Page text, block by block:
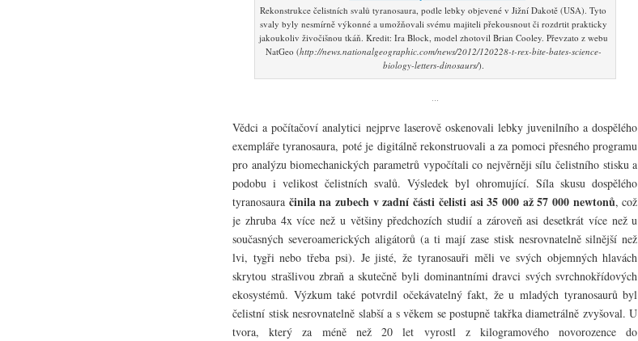
Rekonstrukce čelistních svalů tyranosaura, podle lebky objevené v Jižní Dakotě (USA). Tyto
svaly byly nesmírně výkonné a umožňovali svému majiteli překousnout či rozdrtit prakticky
jakoukoliv živočišnou tkáň. Kredit: Ira Block, model zhotovil Brian Cooley. Převzato z webu
NatGeo (http://news.nationalgeographic.com/news/2012/120228-t-rex-bite-bates-science-
biology-letters-dinosaurs/).
…
Vědci a počítačoví analytici nejprve laserově oskenovali lebky juvenilního a dospělého
exempláře tyranosaura, poté je digitálně rekonstruovali a za pomoci přesného programu
pro analýzu biomechanických parametrů vypočítali co nejvěrněji sílu čelistního stisku a
podobu i velikost čelistních svalů. Výsledek byl ohromující. Síla skusu dospělého
tyranosaura činila na zubech v zadní části čelisti asi 35 000 až 57 000 newtonů, což
je zhruba 4x více než u většiny předchozích studií a zároveň asi desetkrát více než u
současných severoamerických aligátorů (a ti mají zase stisk nesrovnatelně silnější než
lvi, tygři nebo třeba psi). Je jisté, že tyranosauři měli ve svých objemných hlavách
skrytou strašlivou zbraň a skutečně byli dominantními dravci svých svrchnokřídových
ekosystémů. Výzkum také potvrdil očekávatelný fakt, že u mladých tyranosaurů byl
čelistní stisk nesrovnatelně slabší a s věkem se postupně takřka diametrálně zvyšoval. U
tvora, který za méně než 20 let vyrostl z kilogramového novorozence do